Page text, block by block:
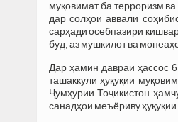
муқовимат ба терроризм
дар солҳои аввали
сарҳади осебпазири
буд, аз мушкилот ва
Дар ҳамин давраи ҳассос
ташаккули ҳуқуқии
Ҷумҳурии Тоҷикистон
санадҳои меъёриву